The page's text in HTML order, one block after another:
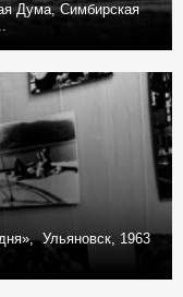
Дума, Симбирская
Ульяновск, 1963